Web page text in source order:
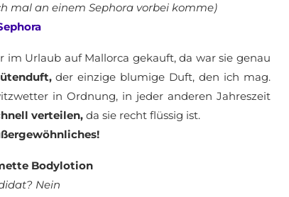
mal an einem Sephora vorbei komme)
im Urlaub auf Mallorca gekauft, da war sie genau
der einzige blumige Duft, den ich mag.
in Ordnung, in jeder anderen Jahreszeit
verteilen, da sie recht flüssig ist.
Bodylotion
Nein